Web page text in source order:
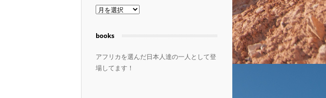
ア
カ
ブ
books
アフリカを選んだ日本人達の一人として登
場してます！